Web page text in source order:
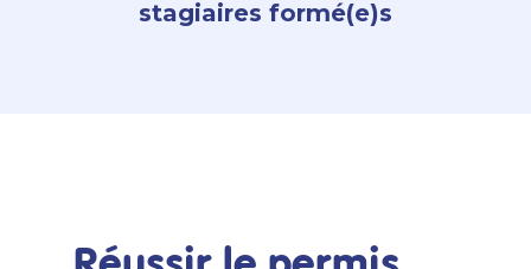
stagiaires formé(e)s